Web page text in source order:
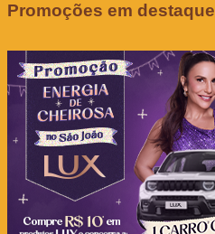
Promoções em destaque